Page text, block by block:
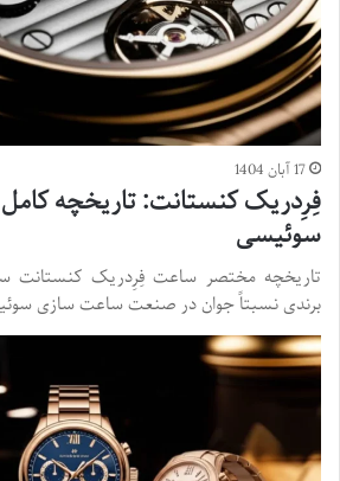
17 آبان 1404
فِرِدریک کنستانت: تاریخچه
سوئیسی
تاریخچه مختصر ساعت فِرِدریک کنستانت
برندی نسبتاً جوان در صنعت ساعت سازی